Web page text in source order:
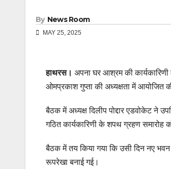
By News Room
MAY 25, 2025
हाथरस। अपना घर आश्रम की
ओमप्रकाश गुप्ता की अध्यक्षता में आयोजित
बैठक में अध्यक्ष दिलीप पोद्दार एडवोकेट ने
गठित कार्यकारिणी के शपथ ग्रहण समारोह
बैठक में तय किया गया कि उसी दिन नए
रूपरेखा बनाई गई।